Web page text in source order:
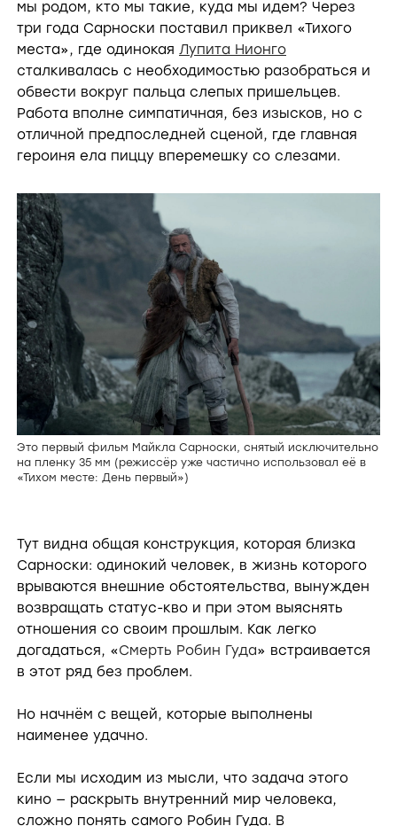
мы родом, кто мы такие, куда мы идем? Через
три года Сарноски поставил приквел «Тихого
места», где одинокая Лупита Нионго
сталкивалась с необходимостью разобраться и
обвести вокруг пальца слепых пришельцев.
Работа вполне симпатичная, без изысков, но с
отличной предпоследней сценой, где главная
героиня ела пиццу вперемешку со слезами.
Это первый фильм Майкла Сарноски, снятый исключительно
на пленку 35 мм (режиссёр уже частично использовал её в
«Тихом месте: День первый»)
Тут видна общая конструкция, которая близка
Сарноски: одинокий человек, в жизнь которого
врываются внешние обстоятельства, вынужден
возвращать статус-кво и при этом выяснять
отношения со своим прошлым. Как легко
догадаться, «Смерть Робин Гуда» встраивается
в этот ряд без проблем.
Но начнём с вещей, которые выполнены
наименее удачно.
Если мы исходим из мысли, что задача этого
кино — раскрыть внутренний мир человека,
сложно понять самого Робин Гуда. В